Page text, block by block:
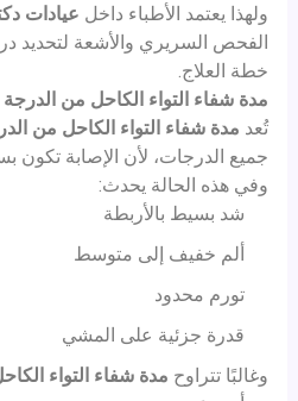
ولهذا يعتمد الأطباء داخل عيادات
الفحص السريري والأشعة لتحديد
خطة العلاج.
مدة شفاء التواء الكاحل من الدرجة
تُعد مدة شفاء التواء الكاحل من
جميع الدرجات، لأن الإصابة تكون
وفي هذه الحالة يحدث:
شد بسيط بالأربطة
ألم خفيف إلى متوسط
تورم محدود
قدرة جزئية على المشي
وغالبًا تتراوح مدة شفاء التواء